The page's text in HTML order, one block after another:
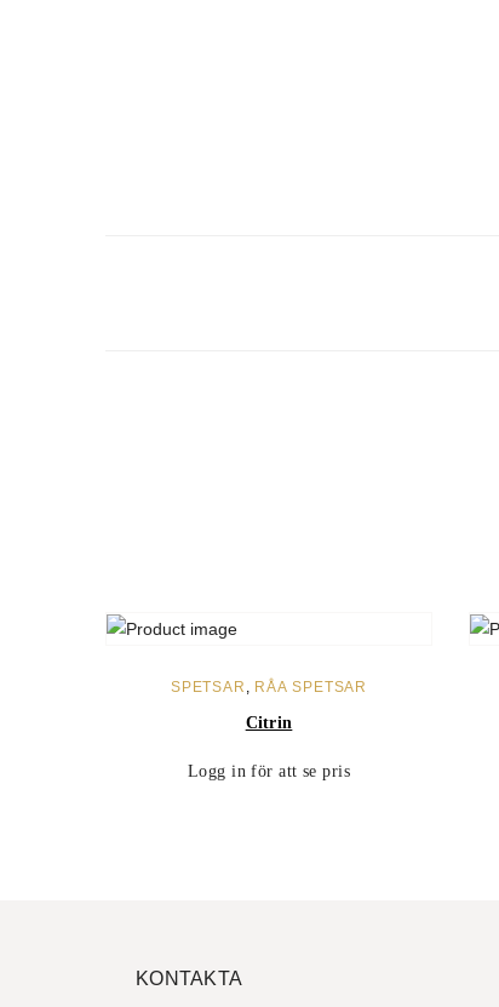
SPETSAR RÅA SPETSAR
Citrin
Logg in för att se pris
KONTAKTA